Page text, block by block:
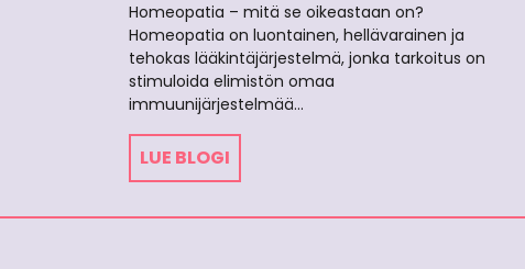
Homeopatia – mitä se oikeastaan on?
Homeopatia on luontainen, hellävarainen ja
tehokas lääkintäjärjestelmä, jonka tarkoitus on
stimuloida elimistön omaa
immuunijärjestelmää…
LUE BLOGI